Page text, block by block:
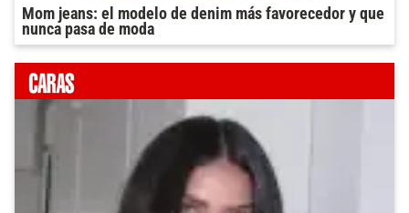
Mom jeans: el modelo de denim más favorecedor y que
nunca pasa de moda